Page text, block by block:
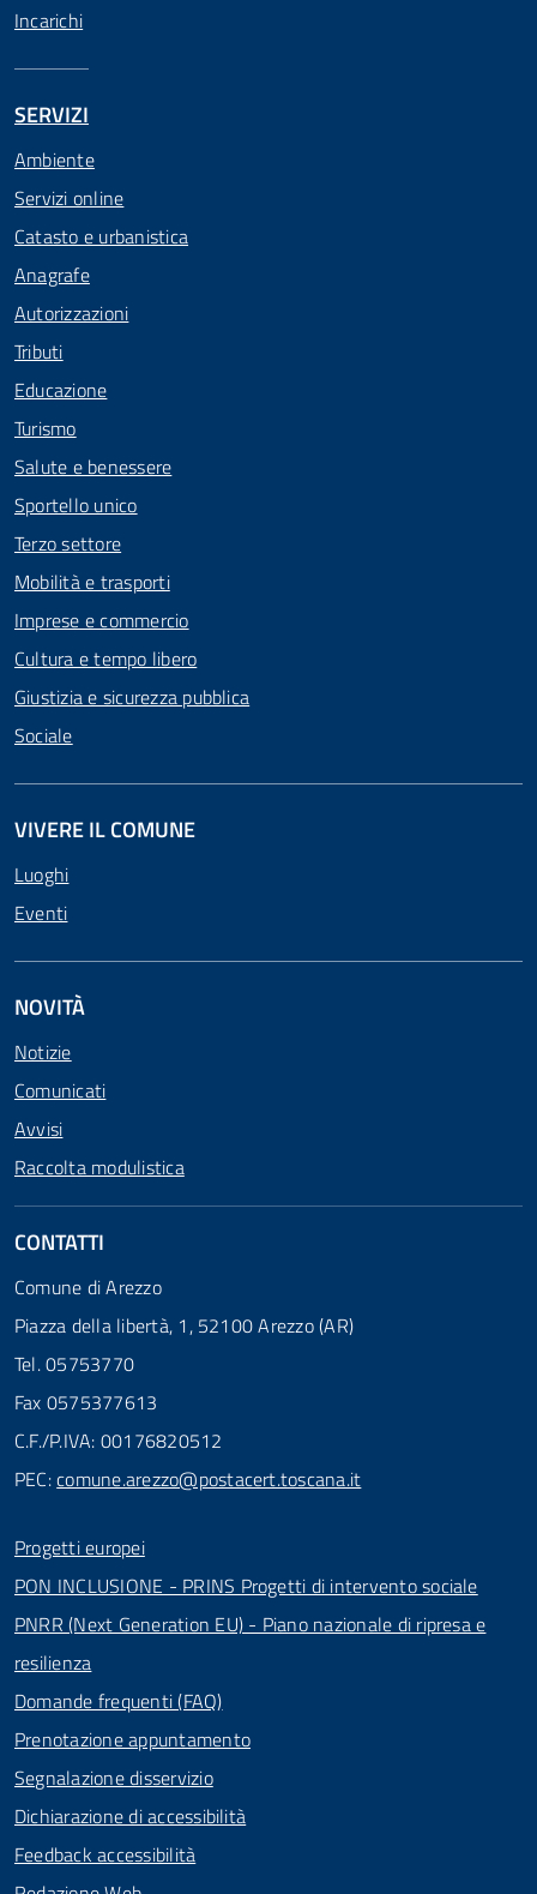
Incarichi
SERVIZI
Ambiente
Servizi online
Catasto e urbanistica
Anagrafe
Autorizzazioni
Tributi
Educazione
Turismo
Salute e benessere
Sportello unico
Terzo settore
Mobilità e trasporti
Imprese e commercio
Cultura e tempo libero
Giustizia e sicurezza pubblica
Sociale
VIVERE IL COMUNE
Luoghi
Eventi
NOVITÀ
Notizie
Comunicati
Avvisi
Raccolta modulistica
CONTATTI
Comune di Arezzo
Piazza della libertà, 1, 52100 Arezzo (AR)
Tel. 05753770
Fax 0575377613
C.F./P.IVA: 00176820512
PEC:comune.arezzo@postacert.toscana.it
Progetti europei
PON INCLUSIONE - PRINS Progetti di intervento sociale
PNRR (Next Generation EU) - Piano nazionale di ripresa e
resilienza
Domande frequenti (FAQ)
Prenotazione appuntamento
Segnalazione disservizio
Dichiarazione di accessibilità
Feedback accessibilità